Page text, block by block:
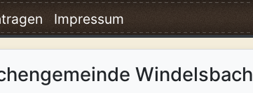
Impressum
Windelsbach